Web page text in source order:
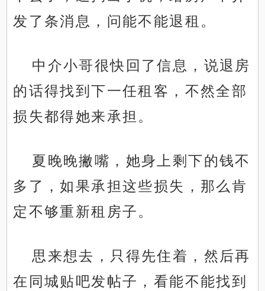
发了条消息，问能不能退租。
中介小哥很快回了信息，说退房
的话得找到下一任租客，不然全部
损失都得她来承担。
夏晚晚撇嘴，她身上剩下的钱不
多了，如果承担这些损失，那么肯
定不够重新租房子。
思来想去，只得先住着，然后再
在同城贴吧发帖子，看能不能找到